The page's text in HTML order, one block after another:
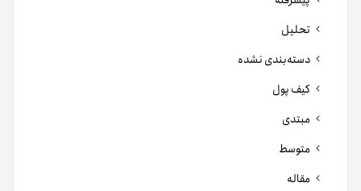
تحلیل
دسته‌بندی نشده
کیف پول
مبتدی
متوسط
مقاله